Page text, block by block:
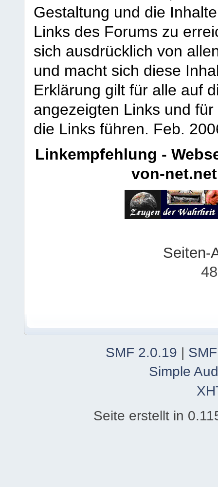
Gestaltung und die
Links des Forums zu
sich ausdrücklich von
und macht sich diese
Erklärung gilt für alle auf
angezeigten Links und
die Links führen. Feb.
Linkempfehlung -
von-net.net
Seiten-
SMF 2.0.19
Simple
Seite erstellt in